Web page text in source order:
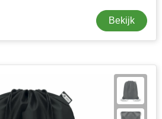
Bekijk